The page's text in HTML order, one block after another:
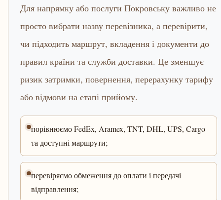
Для напрямку або послуги Покровську важливо не
просто вибрати назву перевізника, а перевірити,
чи підходить маршрут, вкладення і документи до
правил країни та служби доставки. Це зменшує
ризик затримки, повернення, перерахунку тарифу
або відмови на етапі прийому.
порівнюємо FedEx, Aramex, TNT, DHL, UPS, Cargo
та доступні маршрути;
перевіряємо обмеження до оплати і передачі
відправлення;